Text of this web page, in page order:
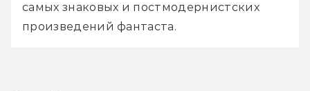
самых знаковых и постмодернистских
произведений фантаста.